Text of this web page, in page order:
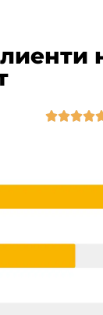
